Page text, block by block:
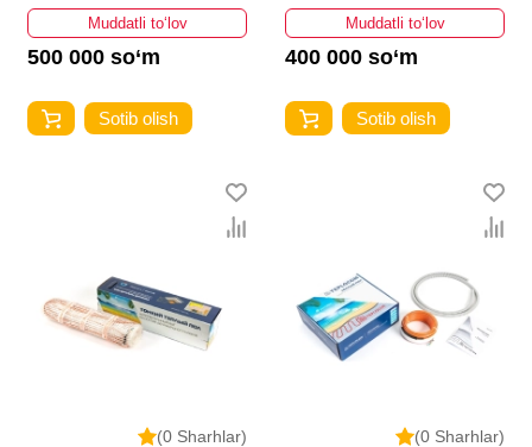
Muddatli to‘lov
500 000 so‘m
Sotib olish
Muddatli to‘lov
400 000 so‘m
Sotib olish
(0 Sharhlar)
(0 Sharhlar)